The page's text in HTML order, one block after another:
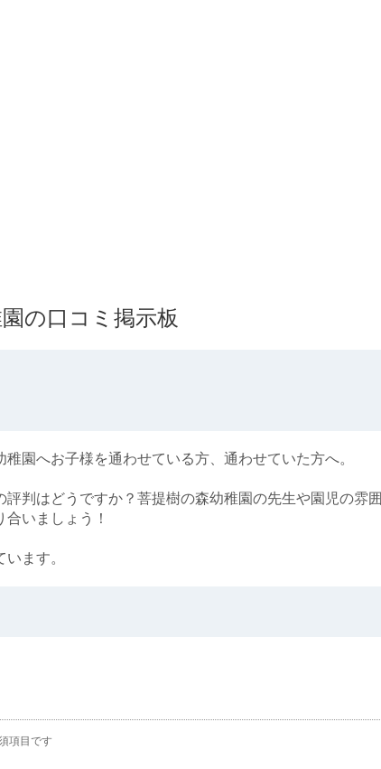
の口コミ掲示板
園へお子様を通わせている方、通わせていた方へ。
評判はどうですか？菩提樹の森幼稚園の先生や園児の雰囲
いましょう！
ます。
項目です